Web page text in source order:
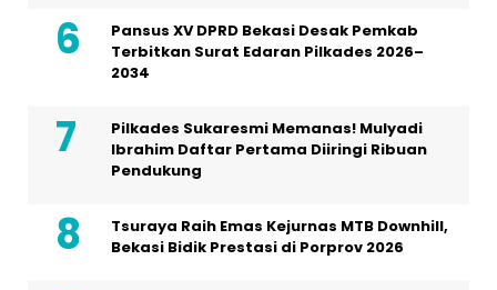
Pansus XV DPRD Bekasi Desak Pemkab
Terbitkan Surat Edaran Pilkades 2026–
2034
Pilkades Sukaresmi Memanas! Mulyadi
Ibrahim Daftar Pertama Diiringi Ribuan
Pendukung
Tsuraya Raih Emas Kejurnas MTB Downhill,
Bekasi Bidik Prestasi di Porprov 2026